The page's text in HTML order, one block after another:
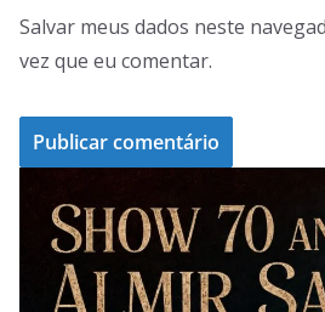
Salvar meus dados neste
vez que eu comentar.